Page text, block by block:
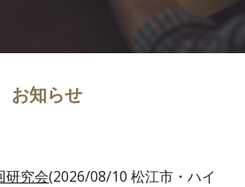
お知らせ
研究会(2026/08/10 松江市 ・ハイ